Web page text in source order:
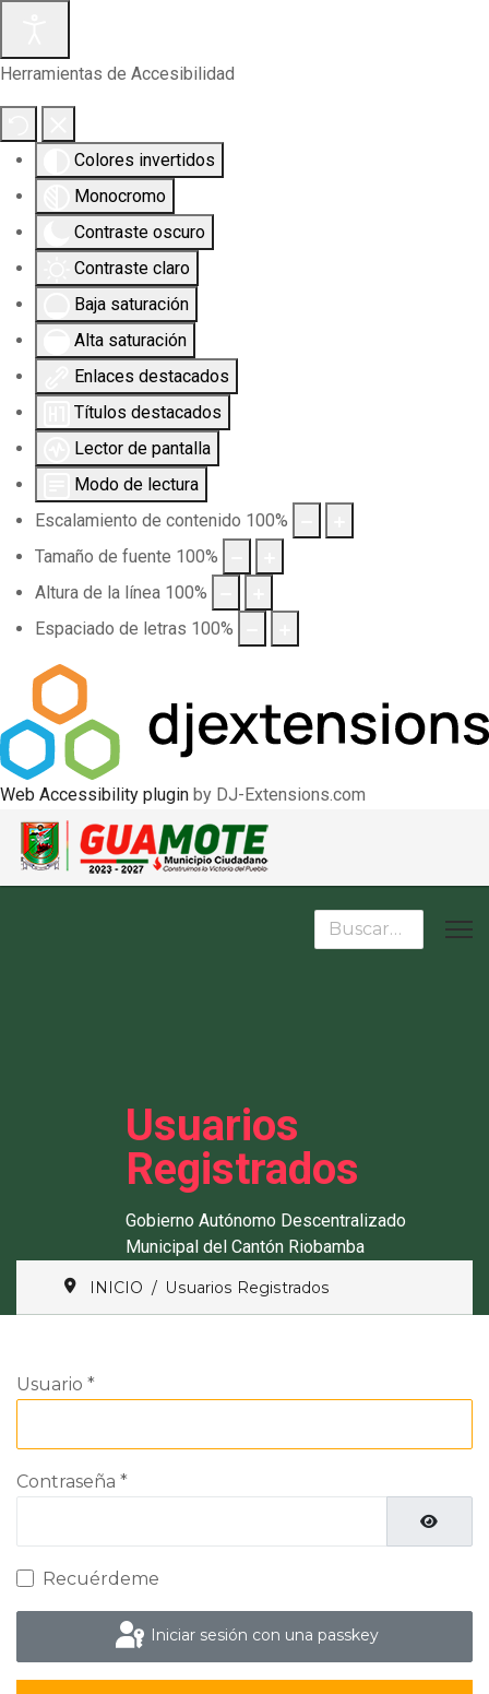
Herramientas de Accesibilidad
Colores invertidos
Monocromo
Contraste oscuro
Contraste claro
Baja saturación
Alta saturación
Enlaces destacados
Títulos destacados
Lector de pantalla
Modo de lectura
Escalamiento de contenido 100%
Tamaño de fuente 100%
Altura de la línea 100%
Espaciado de letras 100%
Web Accessibility plugin by DJ-Extensions.com
Buscar
Usuarios
Registrados
Gobierno Autónomo Descentralizado
Municipal del Cantón Riobamba
INICIO Usuarios Registrados
Usuario *
Contraseña *
Recuérdeme
Iniciar sesión con una passkey